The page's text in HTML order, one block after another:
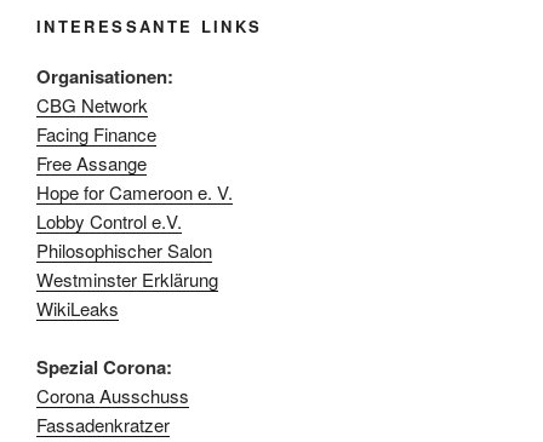
INTERESSANTE LINKS
Organisationen:
CBG Network
Facing Finance
Free Assange
Hope for Cameroon e. V.
Lobby Control e.V.
Philosophischer Salon
Westminster Erklärung
WikiLeaks
Spezial Corona:
Corona Ausschuss
Fassadenkratzer